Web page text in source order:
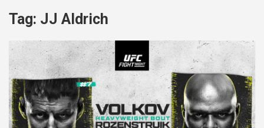
Tag: JJ Aldrich